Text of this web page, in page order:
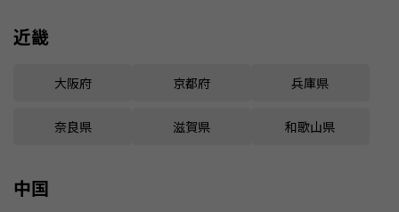
近畿
大阪府 京都府 兵庫県
奈良県 滋賀県 和歌山県
中国